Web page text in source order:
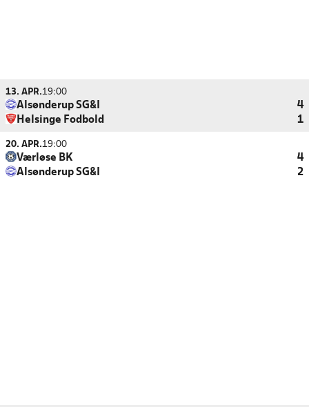
13. APR.19:00
Alsønderup SG&I
4
Helsinge Fodbold
1
20. APR.19:00
Værløse BK
4
Alsønderup SG&I
2